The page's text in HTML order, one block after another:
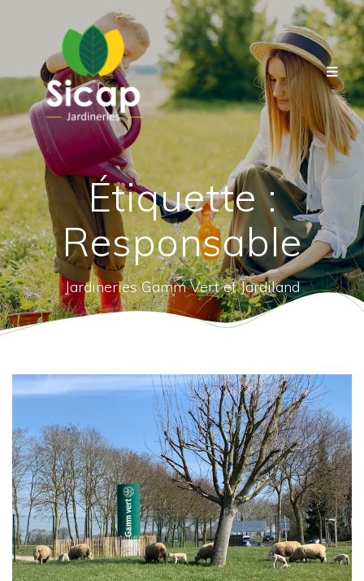
Étiquette :
Responsable
Jardineries Gamm Vert et Jardiland